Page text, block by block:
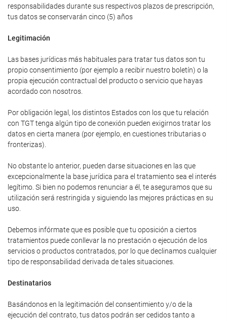
responsabilidades durante sus respectivos plazos de prescripción,
tus datos se conservarán cinco (5) años
Legitimación
Las bases jurídicas más habituales para tratar tus datos son tu
propio consentimiento (por ejemplo a recibir nuestro boletín) o la
propia ejecución contractual del producto o servicio que hayas
acordado con nosotros.
Por obligación legal, los distintos Estados con los que tu relación
con TGT tenga algún tipo de conexión pueden exigirnos tratar los
datos en cierta manera (por ejemplo, en cuestiones tributarias o
fronterizas).
No obstante lo anterior, pueden darse situaciones en las que
excepcionalmente la base jurídica para el tratamiento sea el interés
legítimo. Si bien no podemos renunciar a él, te aseguramos que su
utilización será restringida y siguiendo las mejores prácticas en su
uso.
Debemos infórmate que es posible que tu oposición a ciertos
tratamientos puede conllevar la no prestación o ejecución de los
servicios o productos contratados, por lo que declinamos cualquier
tipo de responsabilidad derivada de tales situaciones.
Destinatarios
Basándonos en la legitimación del consentimiento y/o de la
ejecución del contrato, tus datos podrán ser cedidos tanto a